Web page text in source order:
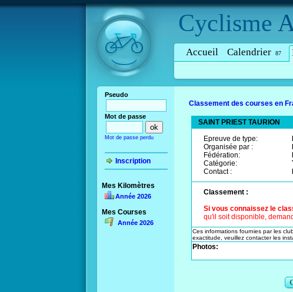
Cyclisme
Accueil Calendrier 87
Pseudo
Mot de passe
Mot de passe perdu
Inscription
Mes Kilomètres
Année 2026
Mes Courses
Année 2026
Classement des courses en
SAINT PRIEST TAURION
Epreuve de type:
Organisée par :
Fédération:
Catégorie:
Contact :
Classement :
Si vous connaissez le
qu'il soit disponible,
Ces informations fournies par les
exactitude, veuillez contacter les
Photos: